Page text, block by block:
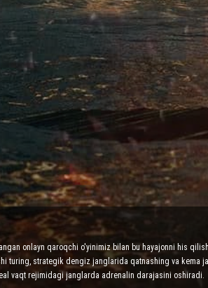
onlayn qaroqchi o'yinimiz bilan bu hayajonni his
strategik dengiz janglarida qatnashing va kema
vaqt rejimidagi janglarda adrenalin darajasini oshiradi.